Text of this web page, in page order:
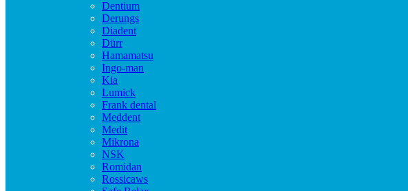
Dentium
Derungs
Diadent
Dürr
Hamamatsu
Ingo-man
Kia
Lumick
Frank dental
Meddent
Medit
Mikrona
NSK
Romidan
Rossicaws